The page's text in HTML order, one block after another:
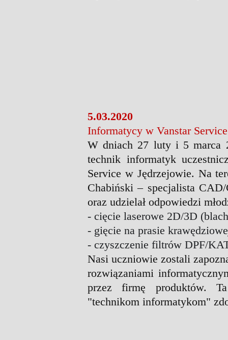
5.03.2020
Informatycy w Vanstar Service
W dniach 27 luty i 5 marca
technik informatyk
Service w Jędrzejowie. Na
Chabiński – specjalista
oraz udzielał odpowiedzi
- cięcie laserowe 2D/3D
- gięcie na prasie
- czyszczenie filtrów DPF/
Nasi uczniowie zostali
rozwiązaniami
przez firmę produktów.
"technikom informatykom"